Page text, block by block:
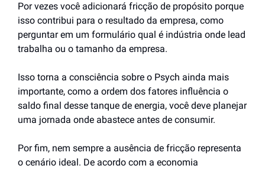
Por vezes você adicionará fricção de propósito porque
isso contribui para o resultado da empresa, como
perguntar em um formulário qual é indústria onde lead
trabalha ou o tamanho da empresa.
Isso torna a consciência sobre o Psych ainda mais
importante, como a ordem dos fatores influência o
saldo final desse tanque de energia, você deve planejar
uma jornada onde abastece antes de consumir.
Por fim, nem sempre a ausência de fricção representa
o cenário ideal. De acordo com a economia